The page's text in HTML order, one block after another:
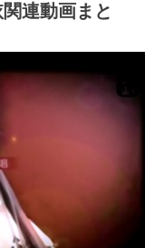
連動画まと